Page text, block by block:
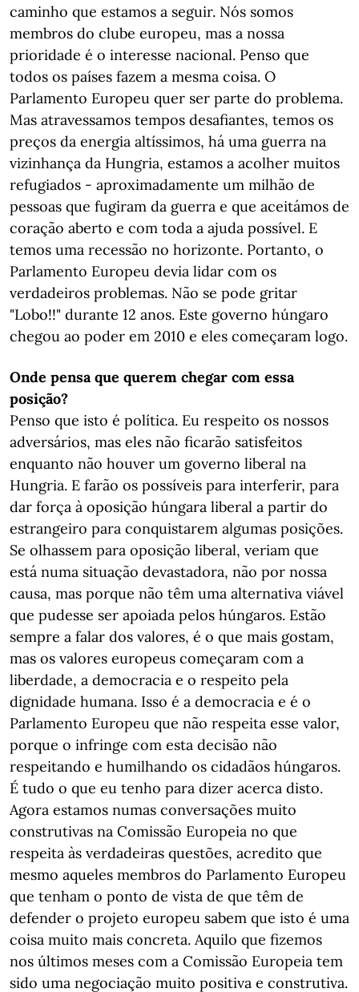
caminho que estamos a seguir. Nós somos
membros do clube europeu, mas a nossa
prioridade é o interesse nacional. Penso que
todos os países fazem a mesma coisa. O
Parlamento Europeu quer ser parte do problema.
Mas atravessamos tempos desafiantes, temos os
preços da energia altíssimos, há uma guerra na
vizinhança da Hungria, estamos a acolher muitos
refugiados - aproximadamente um milhão de
pessoas que fugiram da guerra e que aceitámos de
coração aberto e com toda a ajuda possível. E
temos uma recessão no horizonte. Portanto, o
Parlamento Europeu devia lidar com os
verdadeiros problemas. Não se pode gritar
"Lobo!!" durante 12 anos. Este governo húngaro
chegou ao poder em 2010 e eles começaram logo.
Onde pensa que querem chegar com essa
posição?
Penso que isto é política. Eu respeito os nossos
adversários, mas eles não ficarão satisfeitos
enquanto não houver um governo liberal na
Hungria. E farão os possíveis para interferir, para
dar força à oposição húngara liberal a partir do
estrangeiro para conquistarem algumas posições.
Se olhassem para oposição liberal, veriam que
está numa situação devastadora, não por nossa
causa, mas porque não têm uma alternativa viável
que pudesse ser apoiada pelos húngaros. Estão
sempre a falar dos valores, é o que mais gostam,
mas os valores europeus começaram com a
liberdade, a democracia e o respeito pela
dignidade humana. Isso é a democracia e é o
Parlamento Europeu que não respeita esse valor,
porque o infringe com esta decisão não
respeitando e humilhando os cidadãos húngaros.
É tudo o que eu tenho para dizer acerca disto.
Agora estamos numas conversações muito
construtivas na Comissão Europeia no que
respeita às verdadeiras questões, acredito que
mesmo aqueles membros do Parlamento Europeu
que tenham o ponto de vista de que têm de
defender o projeto europeu sabem que isto é uma
coisa muito mais concreta. Aquilo que fizemos
nos últimos meses com a Comissão Europeia tem
sido uma negociação muito positiva e construtiva.